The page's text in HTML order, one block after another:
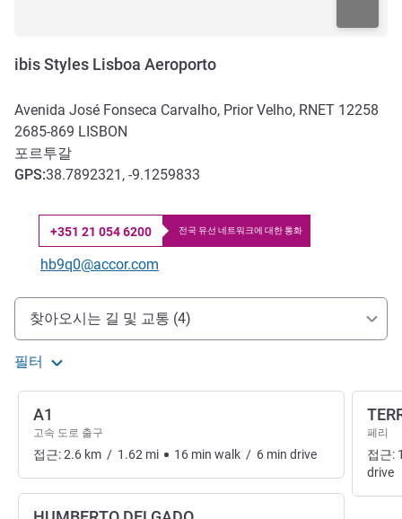
ibis Styles Lisboa Aeroporto
Avenida José Fonseca Carvalho, Prior Velho, RNET 12258
2685-869 LISBON
포르투갈
GPS:38.7892321, -9.1259833
+351 21 054 6200 전국 유선 네트워크에 대한 통화
E-mail
hb9q0@accor.com
호텔 접근 및 교통
찾아오시는 길 및 교통 (4)
필터
A1
고속 도로 출구
접근:2.6 km / 1.62 mi 16 min walk / 6 min drive
페리
접근:
drive